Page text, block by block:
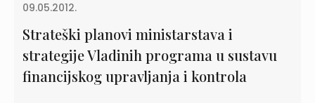
09.05.2012.
Strateški planovi ministarstava i
strategije Vladinih programa u sustavu
financijskog upravljanja i kontrola